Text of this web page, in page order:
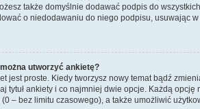
także domyślnie dodawać podpis do
o niedodawaniu do niego podpisu, usuwając
utworzyć ankietę?
jest proste. Kiedy tworzysz nowy temat bądź
tytuł ankiety i co najmniej dwie opcje. Każdą
– bez limitu czasowego), a także umożliwić